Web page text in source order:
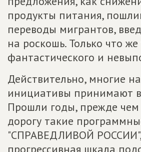
продукты питания,
переводы мигрантов,
на роскошь. Только что же
фантастического и
Действительно, многие
инициативы принимают
Прошли годы, прежде чем
дорогу такие
"СПРАВЕДЛИВОЙ
прогрессивная шкала